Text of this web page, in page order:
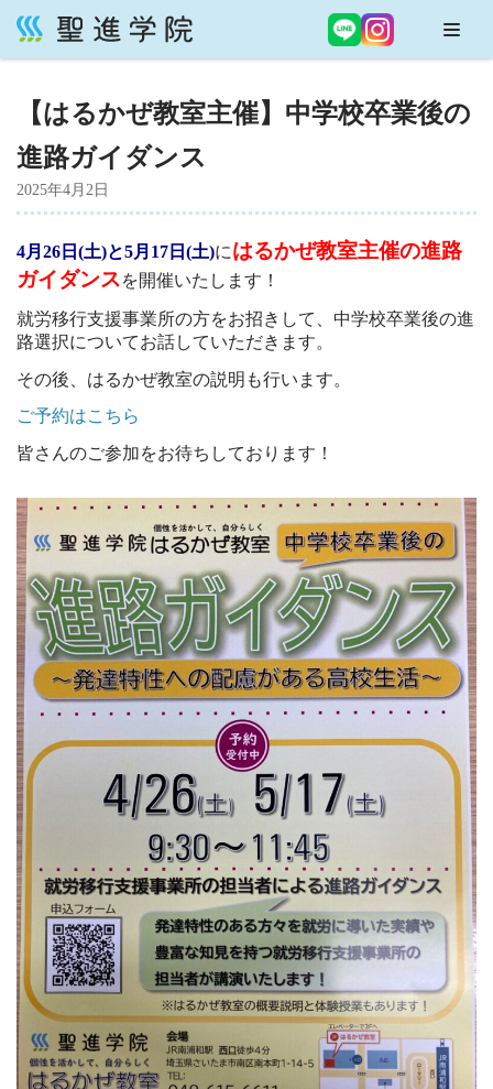
コ
テ
ン
ツ
へ
ス
キ
ッ
プ
【はるかぜ教室主催】中学校卒業後の
進路ガイダンス
2025年4月2日
4月26日(土)と5月17日(土)にはるかぜ教室主催の進路
ガイダンスを開催いたします！
就労移行支援事業所の方をお招きして、中学校卒業後の進
路選択についてお話していただきます。
その後、はるかぜ教室の説明も行います。
ご予約はこちら
皆さんのご参加をお待ちしております！